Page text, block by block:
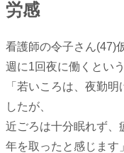
労感
看護師の令子さん(47)
週に1回夜に働くとい
「若いころは、夜勤
したが、
近ごろは十分眠れず、
年を取ったと感じます」